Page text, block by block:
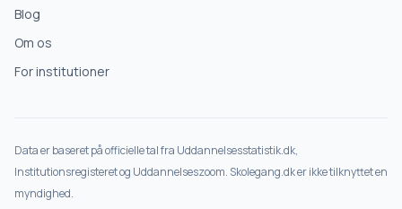
Blog
Om os
For institutioner
Data er baseret på officielle tal fra Uddannelsesstatistik.dk,
Institutionsregisteret og Uddannelseszoom. Skolegang.dk er ikke tilknyttet en
myndighed.